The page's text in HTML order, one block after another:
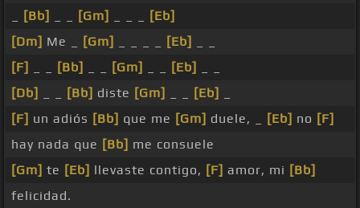
[Bb] [Gm]
[Eb]
[Dm] Me _ [Gm] [Eb]
[F]
[Bb] [Gm] [Eb]
[Db]
[Bb] diste [Gm] [Eb]
[F] un adiós [Bb] que me [Gm] duele, _ [Eb] no [F]
hay nada que [Bb] me consuele
[Gm] te [Eb] llevaste contigo, [F] amor, mi [Bb]
felicidad.